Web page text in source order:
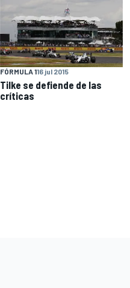
FÓRMULA 116 jul 2015
Tilke se defiende de las
críticas